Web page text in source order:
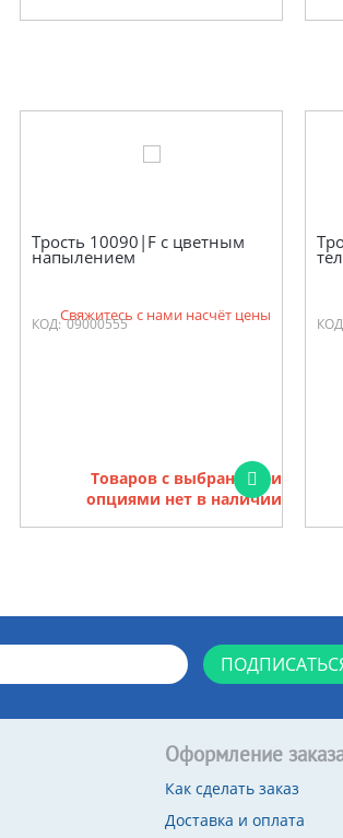
Трость 10090|F с цветным
напылением
КОД: 09000555
Свяжитесь с нами насчёт цены
Товаров с выбранными
опциями нет в наличии
Оформление
Как сделать заказ
Доставка и оплата